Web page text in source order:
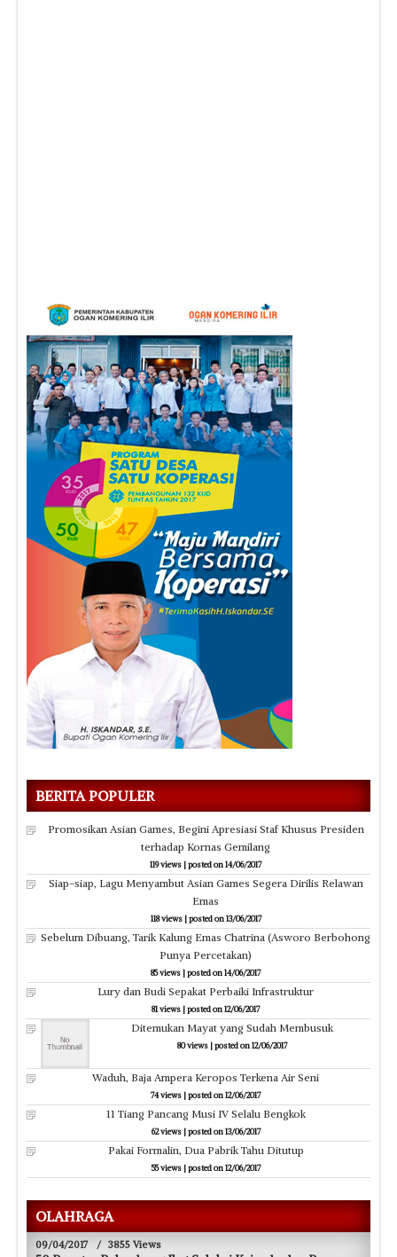
BERITA POPULER
Promosikan Asian Games, Begini Apresiasi Staf Khusus Presiden
terhadap Kornas Gemilang
119 views |posted on 14/06/2017
Siap-siap, Lagu Menyambut Asian Games Segera Dirilis Relawan
Emas
118 views|posted on 13/06/2017
Sebelum Dibuang, Tarik Kalung Emas Chatrina (Asworo Berbohong
Punya Percetakan)
85 views |posted on 14/06/2017
Lury dan Budi Sepakat Perbaiki Infrastruktur
81 views |posted on 12/06/2017
Ditemukan Mayat yang Sudah Membusuk
80 views |posted on 12/06/2017
Waduh, Baja Ampera Keropos Terkena Air Seni
74 views |posted on 12/06/2017
11 Tiang Pancang Musi IV Selalu Bengkok
62 views|posted on 13/06/2017
Pakai Formalin, Dua Pabrik Tahu Ditutup
55 views|posted on 12/06/2017
OLAHRAGA
09/04/2017 / 3855 Views